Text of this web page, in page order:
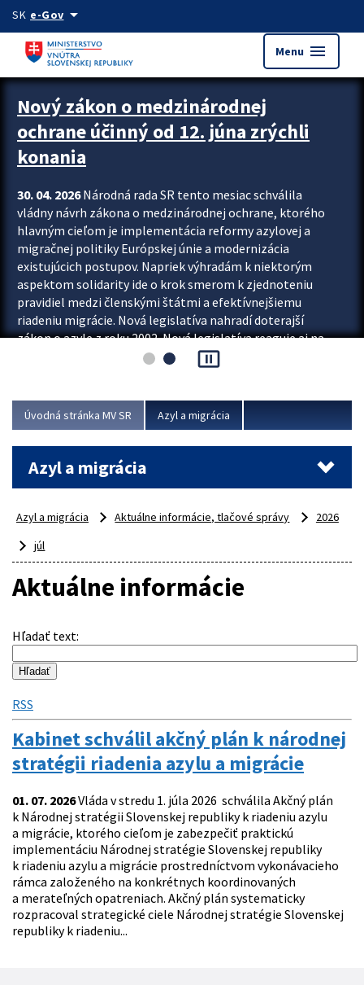
Preskocit na hlavný obsah
SK e-Govarrow_drop_down
Menu menu
Zastavit automatický posun upútavok
Nový zákon o medzinárodnej
ochrane účinný od 12. júna zrýchli
konania
30. 04. 2026Národná rada SR tento mesiac schválila
vládny návrh zákona o medzinárodnej ochrane, ktorého
hlavným cieľom je implementácia reformy azylovej a
migračnej politiky Európskej únie a modernizácia
existujúcich postupov. Napriek výhradám k niektorým
aspektom solidarity ide o krok smerom k zjednoteniu
pravidiel medzi členskými štátmi a efektívnejšiemu
riadeniu migrácie. Nová legislatíva nahradí doterajší
zákon o azyle z roku 2002. Nová legislatíva reaguje aj na
vývoj posledného desaťročia, počas...
pause_presentation
Úvodná stránka MV SR Azyl a migrácia
Azyl a migrácia
Azyl a migrácia Aktuálne informácie, tlačové správy
2026
júl
Aktuálne informácie
Hľadať text:
RSS
Kabinet schválil akčný plán k národnej
stratégii riadenia azylu a migrácie
01. 07. 2026Vláda v stredu 1. júla 2026 schválila Akčný plán
k Národnej stratégii Slovenskej republiky k riadeniu azylu
a migrácie, ktorého cieľom je zabezpečiť praktickú
implementáciu Národnej stratégie Slovenskej republiky
k riadeniu azylu a migrácie prostredníctvom vykonávacieho
rámca založeného na konkrétnych koordinovaných
a merateľných opatreniach. Akčný plán systematicky
rozpracoval strategické ciele Národnej stratégie Slovenskej
republiky k riadeniu...